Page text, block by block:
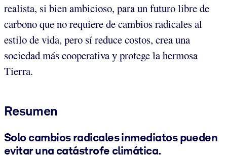
realista, si bien ambicioso, para un futuro libre de
carbono que no requiere de cambios radicales al
estilo de vida, pero sí reduce costos, crea una
sociedad más cooperativa y protege la hermosa
Tierra.
Resumen
Solo cambios radicales inmediatos pueden
evitar una catástrofe climática.